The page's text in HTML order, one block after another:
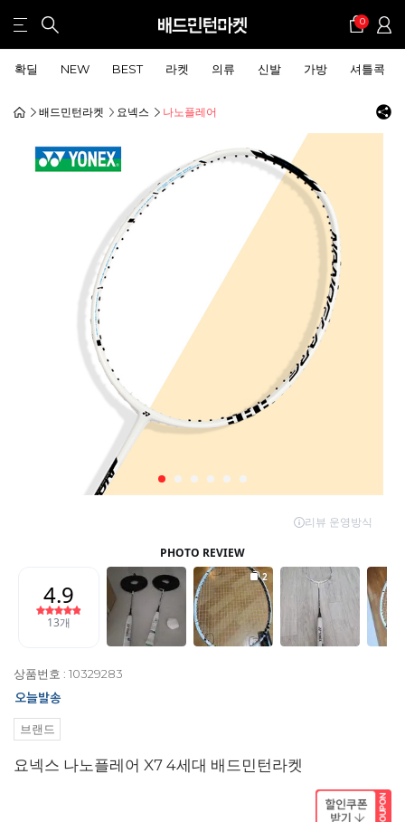
0
확딜 NEW BEST 라켓 의류 신발 가방 셔틀콕
배드민턴라켓 요넥스 나노플레어
상품번호 : 10329283
브랜드
요넥스 나노플레어 X7 4세대 배드민턴라켓